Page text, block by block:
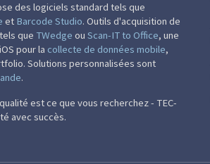
des logiciels standard tels que
et Barcode Studio. Outils d'acquisition de
que TWedge ou Scan-IT to Office, une
pour la collecte de données mobile,
Solutions personnalisées sont
.
est ce que vous recherchez - TEC-
avec succès.